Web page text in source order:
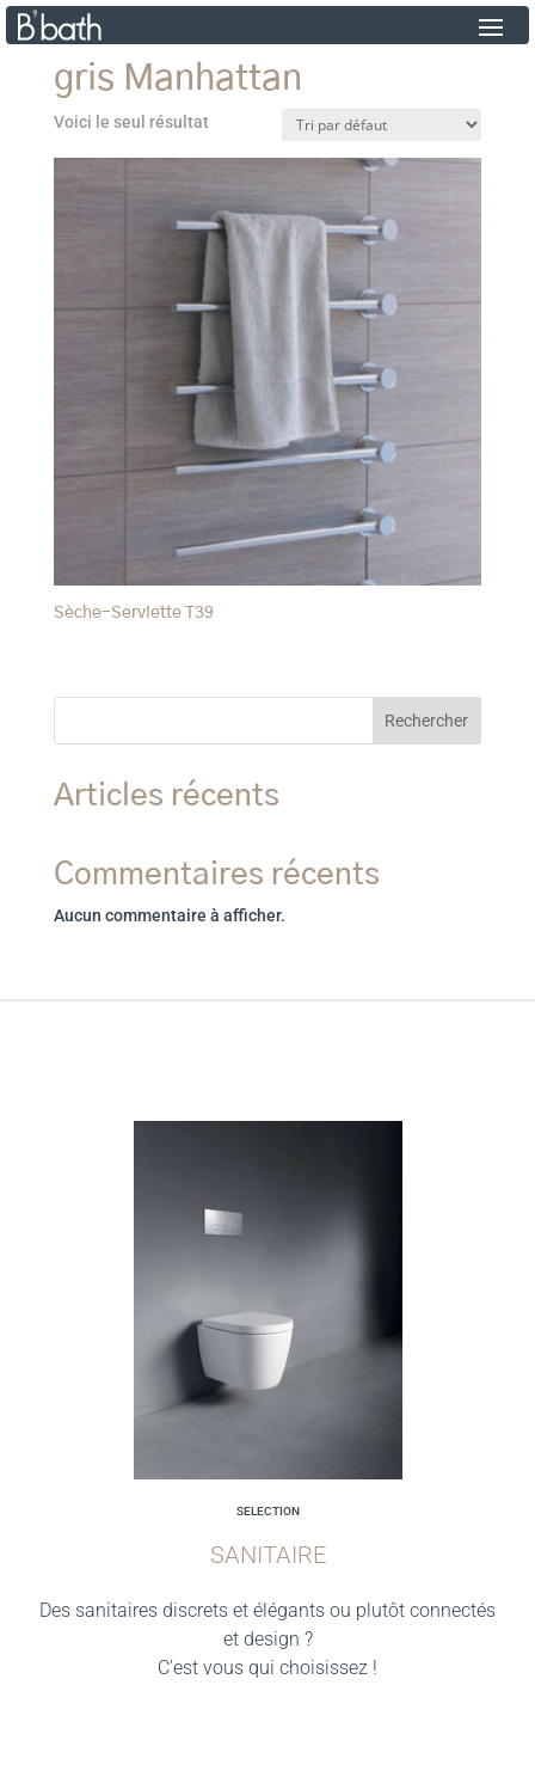
gris Manhattan
Voici le seul résultat
Sèche-Serviette T39
Rechercher
Articles récents
Commentaires récents
Aucun commentaire à afficher.
SELECTION
SANITAIRE
Des sanitaires discrets et élégants ou plutôt connectés
et design ?
C’est vous qui choisissez !